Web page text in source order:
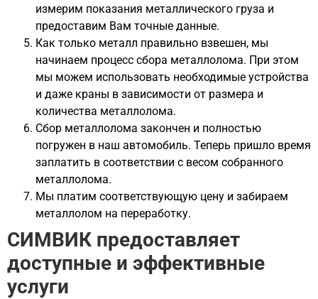
измерим показания металлического груза и
предоставим Вам точные данные.
Как только металл правильно взвешен, мы
начинаем процесс сбора металлолома. При этом
мы можем использовать необходимые устройства
и даже краны в зависимости от размера и
количества металлолома.
Сбор металлолома закончен и полностью
погружен в наш автомобиль. Теперь пришло время
заплатить в соответствии с весом собранного
металлолома.
Мы платим соответствующую цену и забираем
металлолом на переработку.
СИМВИК предоставляет
доступные и эффективные
услуги